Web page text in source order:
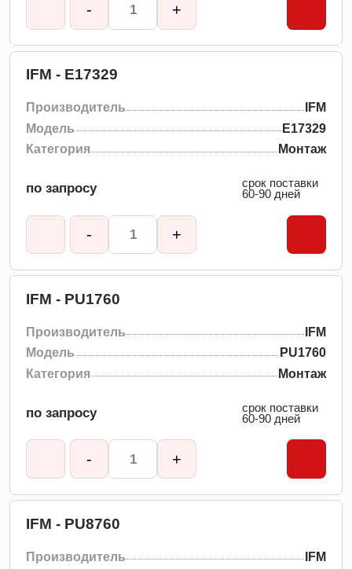
- +
IFM - E17329
Производитель
IFM
Модель
E17329
Категория
Монтаж
по запросу
срок поставки
60-90 дней
- +
IFM - PU1760
Производитель
IFM
Модель
PU1760
Категория
Монтаж
по запросу
срок поставки
60-90 дней
- +
IFM - PU8760
Производитель
IFM